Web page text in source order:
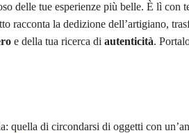
delle tue esperienze più belle. È lì con
la dedizione dell’artigiano,
e della tua ricerca di autenticità.
quella di circondarsi di oggetti con